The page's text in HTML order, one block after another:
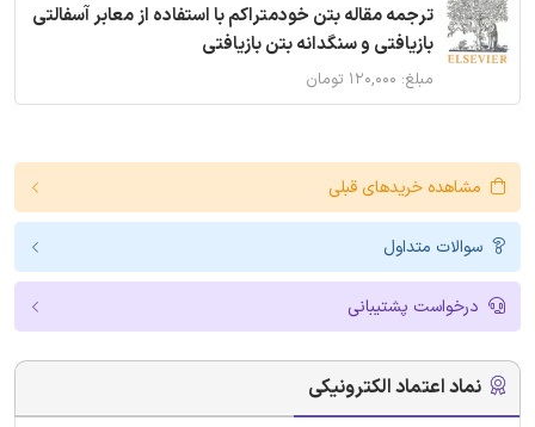
ترجمه مقاله بتن خودمتراکم با استفاده از معابر آسفالتی
بازیافتی و سنگدانه بتن بازیافتی
مبلغ: ۱۲۰,۰۰۰ تومان
مشاهده خریدهای قبلی
سوالات متداول
درخواست پشتیبانی
نماد اعتماد الکترونیکی